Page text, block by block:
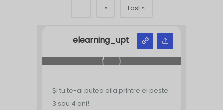
... » Last »
elearning_upt
Și tu te-ai putea afla printre ei peste
3 sau 4 ani!